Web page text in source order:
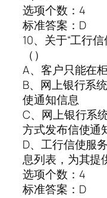
选项个数：4
标准答案：D
10、关于“工行
（）
A、客户只能在
B、网上银行系
使通知信息
C、网上银行系
方式发布信使通
D、工行信使服
息列表，为其提
选项个数：4
标准答案：D